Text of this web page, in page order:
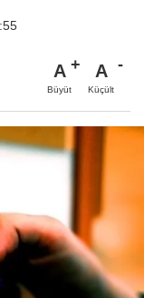
A
Büyüt
A
Küçült